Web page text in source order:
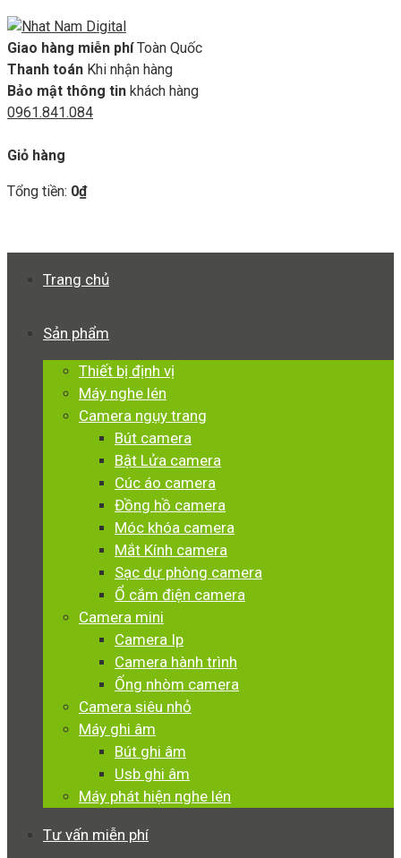
Giao hàng miễn phí Toàn Quốc
Thanh toán Khi nhận hàng
Bảo mật thông tin khách hàng
0961.841.084
Giỏ hàng
Tổng tiền: 0₫
Trang chủ
Sản phẩm
Thiết bị định vị
Máy nghe lén
Camera ngụy trang
Bút camera
Bật Lửa camera
Cúc áo camera
Đồng hồ camera
Móc khóa camera
Mắt Kính camera
Sạc dự phòng camera
Ổ cắm điện camera
Camera mini
Camera Ip
Camera hành trình
Ống nhòm camera
Camera siêu nhỏ
Máy ghi âm
Bút ghi âm
Usb ghi âm
Máy phát hiện nghe lén
Tư vấn miễn phí